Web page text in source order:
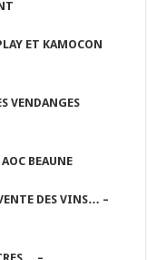
ET KAMOCON
VENDANGES
BEAUNE
DES VINS… –